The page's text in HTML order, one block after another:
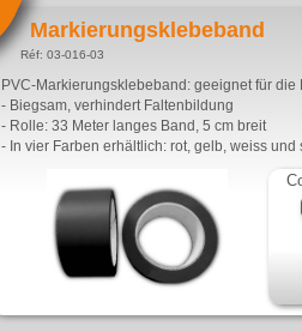
Markierungsklebeband
Réf: 03-016-03
PVC-Markierungsklebeband: geeignet für
- Biegsam, verhindert Faltenbildung
- Rolle: 33 Meter langes Band, 5 cm breit
- In vier Farben erhältlich: rot, gelb, weiss und